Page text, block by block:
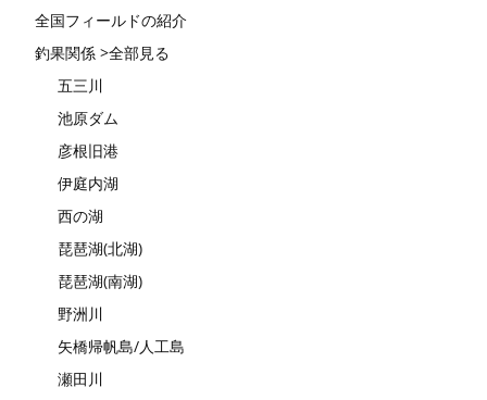
全国フィールドの紹介
釣果関係 >全部見る
五三川
池原ダム
彦根旧港
伊庭内湖
西の湖
琵琶湖(北湖)
琵琶湖(南湖)
野洲川
矢橋帰帆島/人工島
瀬田川